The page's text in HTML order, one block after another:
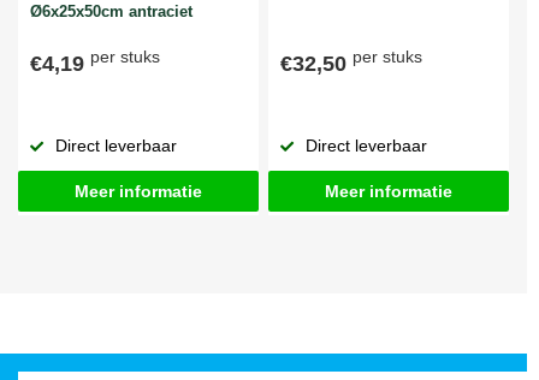
Ø6x25x50cm antraciet
€4,19 per stuks
Direct leverbaar
Meer informatie
€32,50 per stuks
Direct leverbaar
Meer informatie